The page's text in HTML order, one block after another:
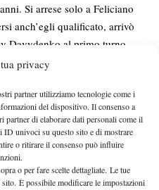
privacy
partner utilizziamo tecnologie come i
del dispositivo. Il consenso a
partner di elaborare dati personali come il
ID univoci su questo sito e di mostrare
o ritirare il consenso può influire
o per fare scelte dettagliate. Le tue
sito. È possibile modificare le impostazioni
Si arrese solo a Feliciano
anch’egli qualificato, arrivò
Davydenko al primo turno,
Igor Andreev,
Djokovic nel match per la
di Safiullin e Mochizuki dovrà
due riuscirà a spingersi
che il tabellone da qui in poi
cheaffronteranno,